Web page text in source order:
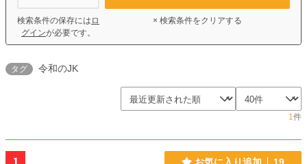
検索条件の保存には ロ
グインが必要です。
× 検索条件をクリアする
タグ 令和のJK
1件
お気に入り追加 19